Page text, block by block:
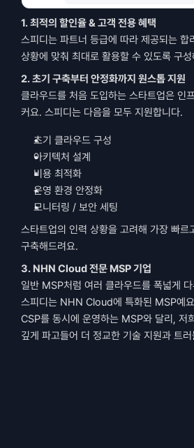
1. 최적의 할인율 & 고객 전용 혜택
스피디는 파트너 등급에 따라 제공되는 합
상황에 맞춰 최대로 활용할 수 있도록 구
2. 초기 구축부터 안정화까지 원스톱 지원
클라우드를 처음 도입하는 스타트업은 인
커요. 스피디는 다음을 모두 지원합니다.
초기 클라우드 구성
아키텍처 설계
비용 최적화
운영 환경 안정화
모니터링 / 보안 세팅
스타트업의 인력 상황을 고려해 가장 빠르
구축해드려요.
3. NHN Cloud 전문 MSP 기업
일반 MSP처럼 여러 클라우드를 폭넓게
스피디는 NHN Cloud에 특화된 MSP예
CSP를 동시에 운영하는 MSP와 달리,
깊게 파고들어 더 정교한 기술 지원과 트